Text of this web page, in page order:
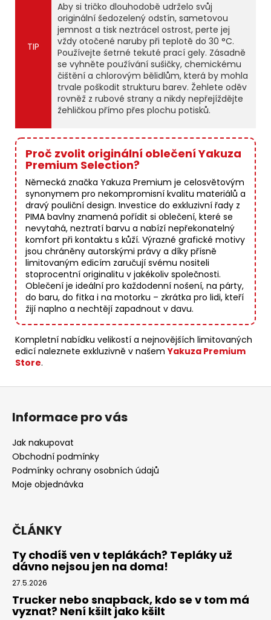
TIP
Aby si tričko dlouhodobě udrželo svůj
originální šedozelený odstín, sametovou
jemnost a tisk neztrácel ostrost, perte jej
vždy otočené naruby při teplotě do 30 °C.
Používejte šetrné tekuté prací gely. Zásadně
se vyhněte používání sušičky, chemickému
čištění a chlorovým bělidlům, která by mohla
trvale poškodit strukturu barev. Žehlete oděv
rovněž z rubové strany a nikdy nepřejíždějte
žehličkou přímo přes plochu potisků.
Proč zvolit originální oblečení Yakuza
Premium Selection?
Německá značka Yakuza Premium je celosvětovým
synonymem pro nekompromisní kvalitu materiálů a
dravý pouliční design. Investice do exkluzivní řady z
PIMA bavlny znamená pořídit si oblečení, které se
nevytahá, neztratí barvu a nabízí nepřekonatelný
komfort při kontaktu s kůží. Výrazné grafické motivy
jsou chráněny autorskými právy a díky přísně
limitovaným edicím zaručují svému nositeli
stoprocentní originalitu v jakékoliv společnosti.
Oblečení je ideální pro každodenní nošení, na párty,
do baru, do fitka i na motorku – zkrátka pro lidi, kteří
žijí naplno a nechtějí zapadnout v davu.
Kompletní nabídku velikostí a nejnovějších limitovaných
edicí naleznete exkluzivně v našemYakuza Premium
Store.
Informace pro vás
Jak nakupovat
Obchodní podmínky
Podmínky ochrany osobních údajů
Moje objednávka
ČLÁNKY
Ty chodíš ven v teplákách? Tepláky už
dávno nejsou jen na doma!
27.5.2026
Trucker nebo snapback, kdo se v tom má
vyznat? Není kšilt jako kšilt